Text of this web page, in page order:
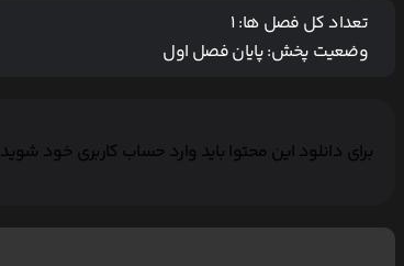
تعداد کل فصل ها: 1
وضعیت پخش:پایان فصل اول
برای دانلود این محتوا باید وارد حساب کاربری خود شوید